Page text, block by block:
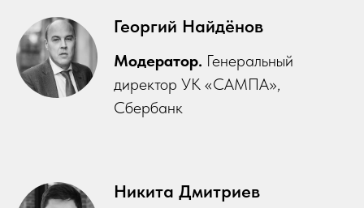
Георгий Найдёнов
Модератор. Генеральный
директор УК «САМПА»,
Сбербанк
Никита Дмитриев